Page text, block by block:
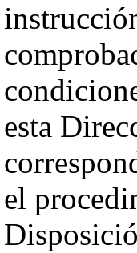
esta
el